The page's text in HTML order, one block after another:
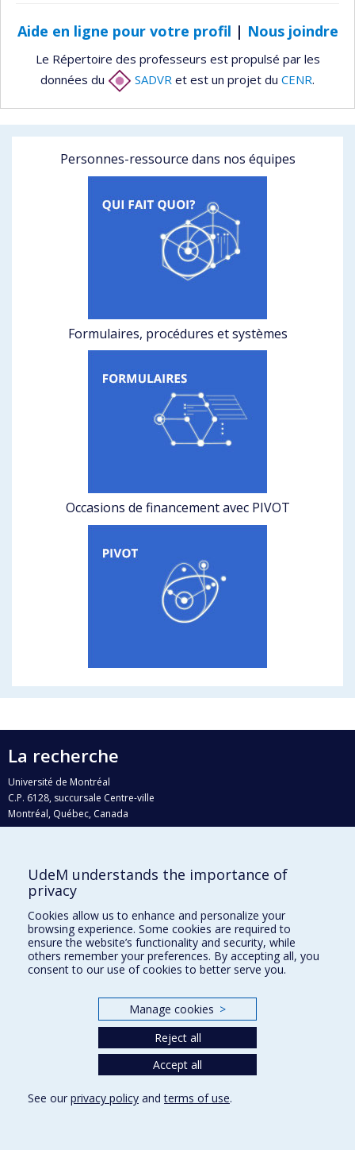
Aide en ligne pour votre profil | Nous joindre
Le Répertoire des professeurs est propulsé par les
données du
SADVR et est un projet du CENR.
Personnes-ressource dans nos équipes
Formulaires, procédures et systèmes
Occasions de financement avec PIVOT
La recherche
Université de Montréal
C.P. 6128, succursale Centre-ville
Montréal, Québec, Canada
H3C 3J7
Qui fait quoi?
Nous trouver
Plan du site
Accessibilité
UdeM understands the importance of
privacy
Cookies allow us to enhance and personalize your
browsing experience. Some cookies are required to
ensure the website’s functionality and security, while
others remember your preferences. By accepting all, you
consent to our use of cookies to better serve you.
Manage cookies >
Reject all
Accept all
See our privacy policy andterms of use.